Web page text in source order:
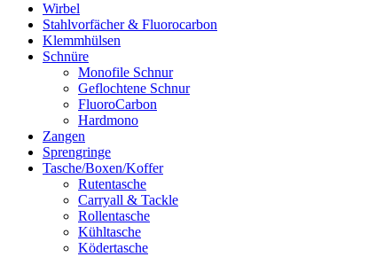
Wirbel
Stahlvorfächer & Fluorocarbon
Klemmhülsen
Schnüre
Monofile Schnur
Geflochtene Schnur
FluoroCarbon
Hardmono
Zangen
Sprengringe
Tasche/Boxen/Koffer
Rutentasche
Carryall & Tackle
Rollentasche
Kühltasche
Ködertasche